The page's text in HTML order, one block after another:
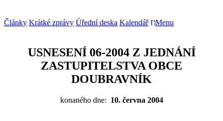
Články Krátké zprávy Úřední deska Kalendář Menu
USNESENÍ 06-2004 Z JEDNÁNÍ
ZASTUPITELSTVA OBCE
DOUBRAVNÍK
konaného dne: 10. června 2004